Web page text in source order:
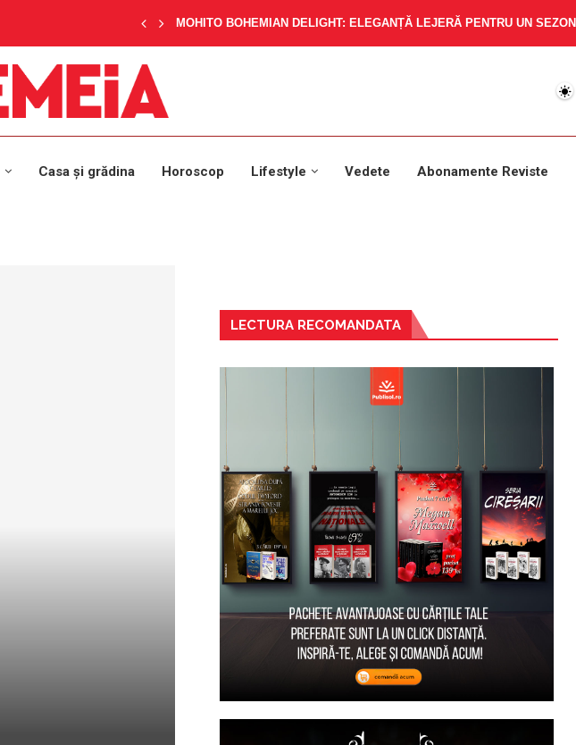
MOHITO BOHEMIAN DELIGHT: ELEGANȚĂ LEJERĂ PENTRU UN
Casa și grădina Horoscop Lifestyle Vedete Abonamente Reviste
LECTURA RECOMANDATA